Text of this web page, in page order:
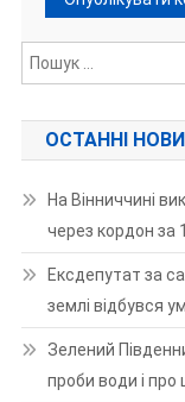
ОСТАННІ
На Вінниччині
через кордон за
Ексдепутат за
землі відбувся
Зелений
проби води і